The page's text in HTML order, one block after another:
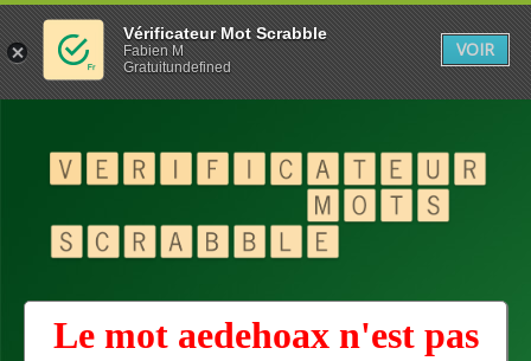
Le mot aedehoax n'est pas
Vérificateur Mot Scrabble
Fabien M
Gratuitundefined
VOIR